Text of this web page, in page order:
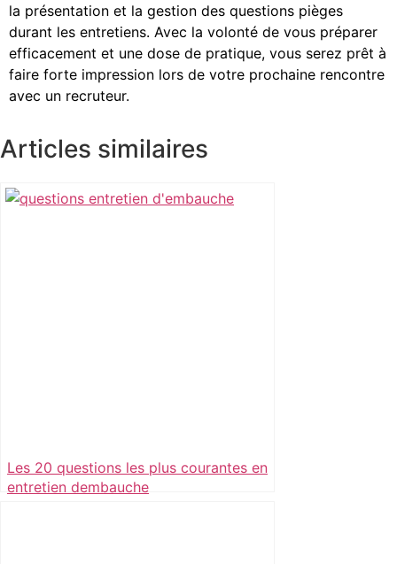
la présentation et la gestion des questions pièges
durant les entretiens. Avec la volonté de vous préparer
efficacement et une dose de pratique, vous serez prêt à
faire forte impression lors de votre prochaine rencontre
avec un recruteur.
Articles similaires
Les 20 questions les plus courantes en
entretien dembauche